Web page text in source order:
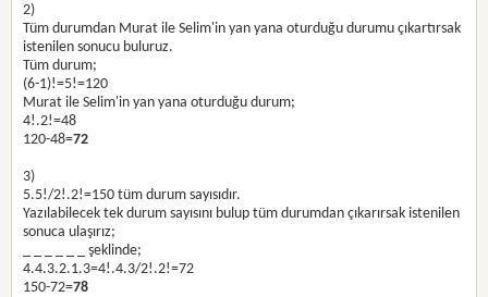
2)
Tüm durumdan Murat ile Selim'in yan yana oturduğu durumu çıkartırsak
istenilen sonucu buluruz.
Tüm durum;
(6-1)!=5!=120
Murat ile Selim'in yan yana oturduğu durum;
4!.2!=48
120-48=72
3)
5.5!/2!.2!=150 tüm durum sayısıdır.
Yazılabilecek tek durum sayısını bulup tüm durumdan çıkarırsak istenilen
sonuca ulaşırız;
_ _ _ _ _ _ şeklinde;
4.4.3.2.1.3=4!.4.3/2!.2!=72
150-72=78